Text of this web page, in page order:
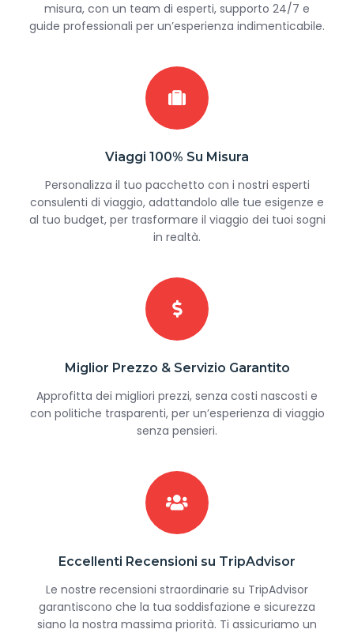
misura, con un team di esperti, supporto 24/7 e
guide professionali per un’esperienza indimenticabile.
Viaggi 100% Su Misura
Personalizza il tuo pacchetto con i nostri esperti
consulenti di viaggio, adattandolo alle tue esigenze e
al tuo budget, per trasformare il viaggio dei tuoi sogni
in realtà.
Miglior Prezzo & Servizio Garantito
Approfitta dei migliori prezzi, senza costi nascosti e
con politiche trasparenti, per un’esperienza di viaggio
senza pensieri.
Eccellenti Recensioni su TripAdvisor
Le nostre recensioni straordinarie su TripAdvisor
garantiscono che la tua soddisfazione e sicurezza
siano la nostra massima priorità. Ti assicuriamo un